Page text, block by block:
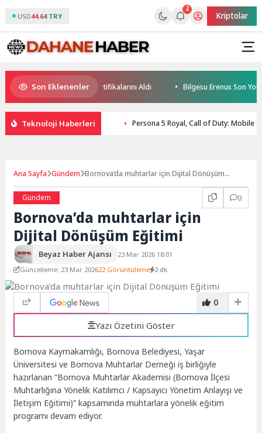
USD44.64 TRY
2
Kriptolar
Son Eklenenler
Geleceğin Yüzücüleri Sertifikalarını Aldı Bilgesu Erenus Son
Teknoloji Haberleri Persona 5 Royal, Call of Duty: Mobile
Ana Sayfa Gündem Bornova’da muhtarlar için Dijital Dönüşüm
Gündem
0
Bornova’da muhtarlar için
Dijital Dönüşüm Eğitimi
Beyaz Haber Ajansı
23 Mar 2026 18:01
Güncelleme: 23 Mar 202622 Görüntüleme 2 dk.
0
Yazı Özetini Göster
Bornova Kaymakamlığı, Bornova Belediyesi, Yaşar
Üniversitesi ve Bornova Muhtarlar Derneği iş birliğiyle
hazırlanan “Bornova Muhtarlar Akademisi (Bornova İlçesi
Muhtarlığına Yönelik Katılımcı / Kapsayıcı Yönetim Anlayışı ve
İletişim Eğitimi)” kapsamında muhtarlara yönelik eğitim
programı devam ediyor.